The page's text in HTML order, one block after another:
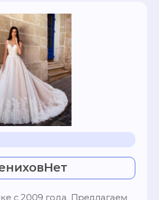
с 2009 года. Предлагаем